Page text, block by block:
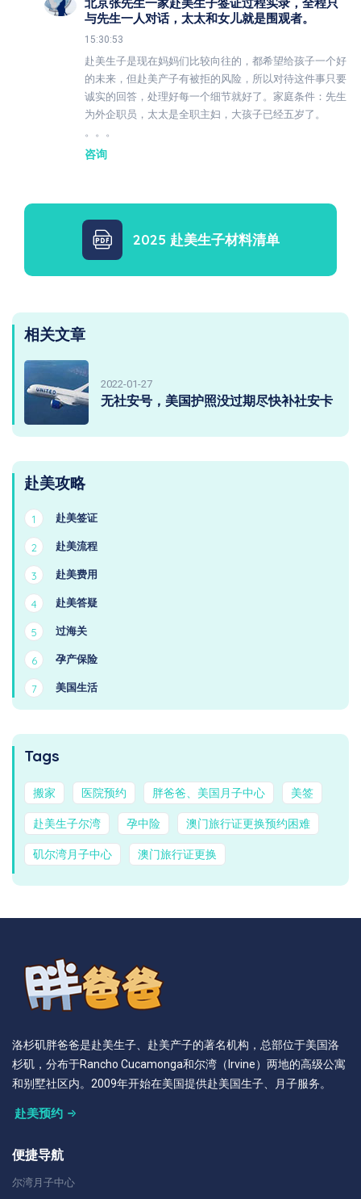
与先生一人对话，太太和女儿就是围观者。
15:30:53
赴美生子是现在妈妈们比较向往的，都希望给孩子一个好
的未来，但赴美产子有被拒的风险，所以对待这件事只要
诚实的回答，处理好每一个细节就好了。家庭条件：先生
为外企职员，太太是全职主妇，大孩子已经五岁了。
。。。
咨询
2025 赴美生子材料清单
相关文章
2022-01-27
无社安号，美国护照没过期尽快补社安卡
赴美攻略
1 赴美签证
2 赴美流程
3 赴美费用
4 赴美答疑
5 过海关
6 孕产保险
7 美国生活
Tags
搬家 医院预约 胖爸爸、美国月子中心 美签
赴美生子尔湾 孕中险 澳门旅行证更换预约困难
矶尔湾月子中心 澳门旅行证更换
洛杉矶胖爸爸是赴美生子、赴美产子的著名机构，总部位于美国洛
杉矶，分布于Rancho Cucamonga和尔湾（Irvine）两地的高级公寓
和别墅社区内。2009年开始在美国提供赴美国生子、月子服务。
赴美预约
便捷导航
尔湾月子中心